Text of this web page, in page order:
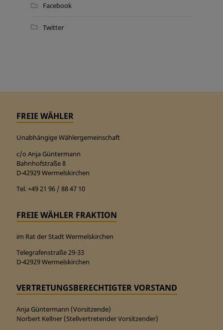
Facebook
Twitter
FREIE WÄHLER
Unabhängige Wählergemeinschaft
c/o Anja Güntermann
Bahnhofstraße 8
D-42929 Wermelskirchen
Tel. +49 21 96 / 88 47 10
FREIE WÄHLER FRAKTION
im Rat der Stadt Wermelskirchen
Telegrafenstraße 29-33
D-42929 Wermelskirchen
VERTRETUNGSBERECHTIGTER VORSTAND
Anja Güntermann (Vorsitzende)
Norbert Kellner (Stellvertretender Vorsitzender)